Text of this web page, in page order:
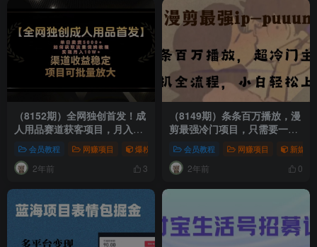
（8152期）全网独创首发！成
人用品赛道获客项目，月入
10w收益稳定
会员教程 网赚项目 爆粉引流项目 网赚项目
2年前 3
（8149期）条条百万播放，漫
剪最强冷门项目，只需要一部
手机，小白也能轻松学会！
会员教程 网赚项目 新媒体
2年前 0